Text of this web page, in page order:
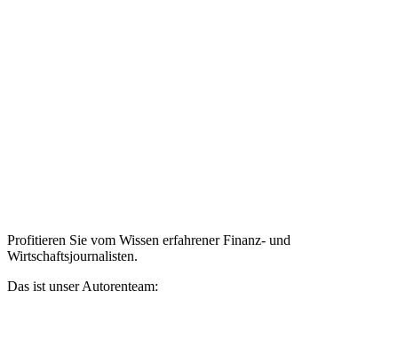
Profitieren Sie vom Wissen erfahrener Finanz- und
Wirtschaftsjournalisten.
Das ist unser Autorenteam: